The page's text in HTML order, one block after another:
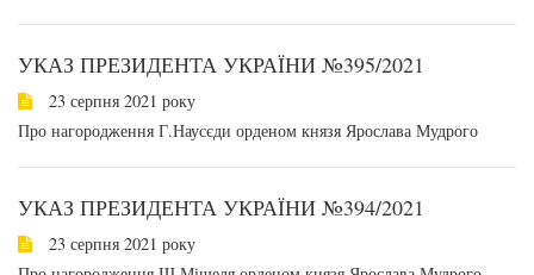
УКАЗ ПРЕЗИДЕНТА УКРАЇНИ №395/2021
23 серпня 2021 року
Про нагородження Г.Наусєди орденом князя Ярослава Мудрого
УКАЗ ПРЕЗИДЕНТА УКРАЇНИ №394/2021
23 серпня 2021 року